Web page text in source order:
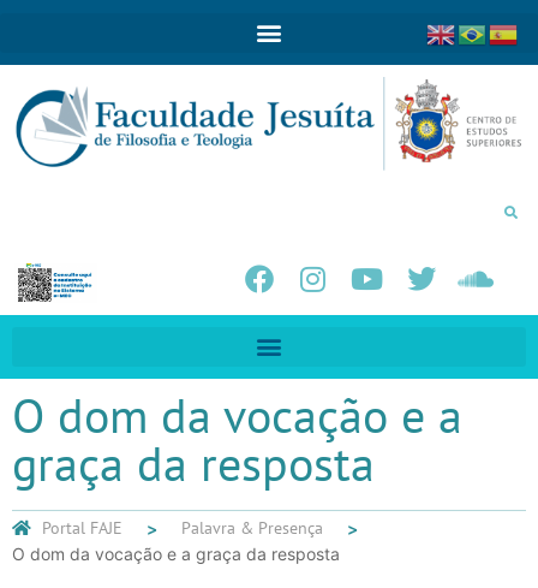
O dom da vocação e a
graça da resposta
Portal FAJE Palavra & Presença
O dom da vocação e a graça da resposta